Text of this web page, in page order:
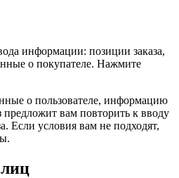
информации: позиции заказа,
о покупателе. Нажмите
о пользователе, информацию
предложит вам повторить к вводу
Если условия вам не подходят,